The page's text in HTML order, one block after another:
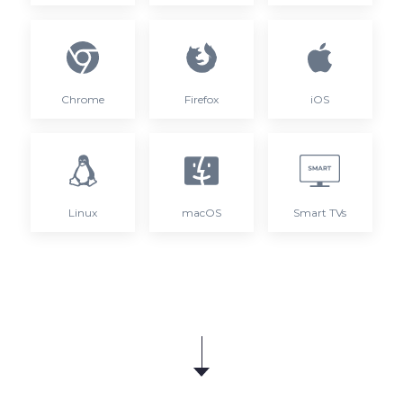
Chrome Firefox iOS
Linux macOS Smart TVs